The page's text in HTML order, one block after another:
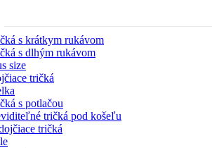
s krátkym rukávom
s dlhým rukávom
size
tričká
s potlačou
tričká pod košeľu
tričká